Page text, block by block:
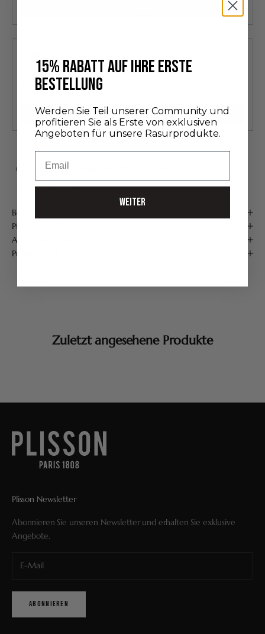
Natürliche Rasiercreme
Hinzufügen
KOSTENLOSER VERSAND AB 75 €*
Sichere Zahlung
Beschreibung
Pflege
Anwendungstipps
Produktdetails
Zuletzt angesehene Produkte
Plisson Newsletter
Abonnieren Sie unseren Newsletter und erhalten Sie exklusive
Angebote.
ABONNIEREN
15% RABATT AUF IHRE ERSTE
BESTELLUNG
Werden Sie Teil unserer Community und
profitieren Sie als Erste von exklusiven
Angeboten für unsere Rasurprodukte.
WEITER